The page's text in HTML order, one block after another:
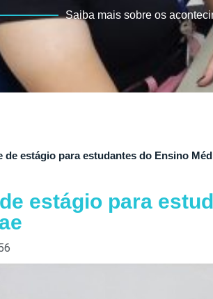
Saiba mais sobre os
de estágio para estudantes do Ensino
estágio para